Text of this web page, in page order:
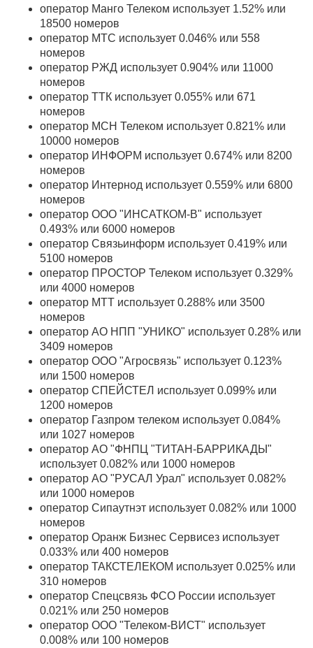
оператор Манго Телеком использует 1.52% или
18500 номеров
оператор МТС использует 0.046% или 558
номеров
оператор РЖД использует 0.904% или 11000
номеров
оператор ТТК использует 0.055% или 671
номеров
оператор МСН Телеком использует 0.821% или
10000 номеров
оператор ИНФОРМ использует 0.674% или 8200
номеров
оператор Интернод использует 0.559% или 6800
номеров
оператор ООО "ИНСАТКОМ-В" использует
0.493% или 6000 номеров
оператор Связьинформ использует 0.419% или
5100 номеров
оператор ПРОСТОР Телеком использует 0.329%
или 4000 номеров
оператор МТТ использует 0.288% или 3500
номеров
оператор АО НПП "УНИКО" использует 0.28% или
3409 номеров
оператор ООО "Агросвязь" использует 0.123%
или 1500 номеров
оператор СПЕЙСТЕЛ использует 0.099% или
1200 номеров
оператор Газпром телеком использует 0.084%
или 1027 номеров
оператор АО "ФНПЦ "ТИТАН-БАРРИКАДЫ"
использует 0.082% или 1000 номеров
оператор АО "РУСАЛ Урал" использует 0.082%
или 1000 номеров
оператор Сипаутнэт использует 0.082% или 1000
номеров
оператор Оранж Бизнес Сервисез использует
0.033% или 400 номеров
оператор ТАКСТЕЛЕКОМ использует 0.025% или
310 номеров
оператор Спецсвязь ФСО России использует
0.021% или 250 номеров
оператор ООО "Телеком-ВИСТ" использует
0.008% или 100 номеров